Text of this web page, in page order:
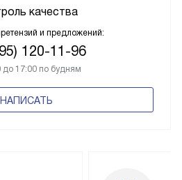
качества
и предложений:
120-11-96
до 17:00 по будням
НАПИСАТЬ